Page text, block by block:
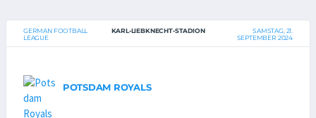
GERMAN FOOTBALL
LEAGUE
KARL-LIEBKNECHT-STADION
SAMSTAG, 21.
SEPTEMBER 2024
POTSDAM ROYALS